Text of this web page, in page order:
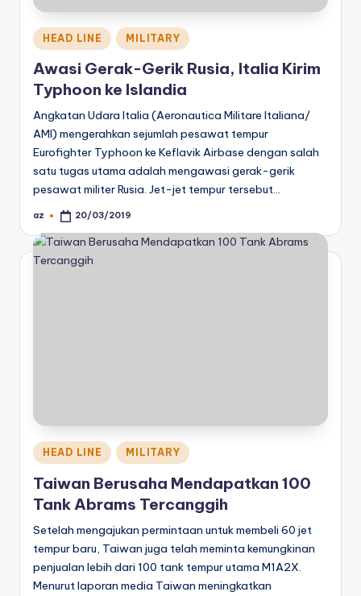
Posted
in
HEAD LINE MILITARY
Awasi Gerak-Gerik Rusia, Italia Kirim
Typhoon ke Islandia
Angkatan Udara Italia (Aeronautica Militare Italiana/
AMI) mengerahkan sejumlah pesawat tempur
Eurofighter Typhoon ke Keflavik Airbase dengan salah
satu tugas utama adalah mengawasi gerak-gerik
pesawat militer Rusia. Jet-jet tempur tersebut…
Posted
az 20/03/2019
Posted
in
HEAD LINE MILITARY
Taiwan Berusaha Mendapatkan 100
Tank Abrams Tercanggih
Setelah mengajukan permintaan untuk membeli 60 jet
tempur baru, Taiwan juga telah meminta kemungkinan
penjualan lebih dari 100 tank tempur utama M1A2X.
Menurut laporan media Taiwan meningkatkan